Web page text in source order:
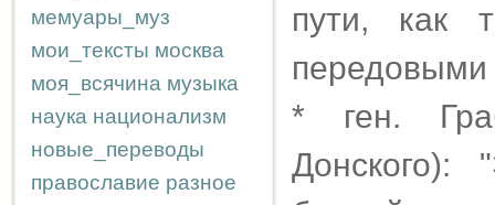
мемуары_муз
мои_тексты москва
моя_всячина музыка
наука национализм
новые_переводы
православие разное
пути, как
* ген.